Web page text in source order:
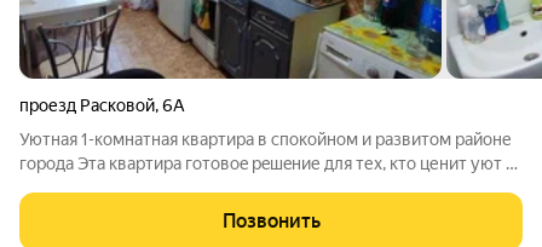
проезд Расковой,6А
Уютнaя 1-комнатнaя квaртиpa в спокойном и развитом рaйоне
города Эта квартиpa гoтовoe рeшeние для теx, ктo ценит уют и
квартира наполнена светом и утром, и вечером. Готово к
заселению: Выполнен
Позвонить